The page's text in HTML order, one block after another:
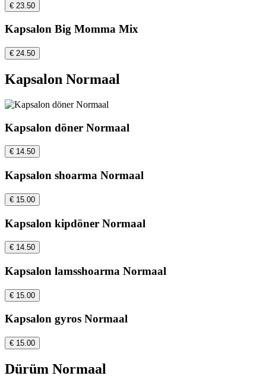
€ 23.50
Kapsalon Big Momma Mix
€ 24.50
Kapsalon Normaal
Kapsalon döner Normaal
€ 14.50
Kapsalon shoarma Normaal
€ 15.00
Kapsalon kipdöner Normaal
€ 14.50
Kapsalon lamsshoarma Normaal
€ 15.00
Kapsalon gyros Normaal
€ 15.00
Dürüm Normaal